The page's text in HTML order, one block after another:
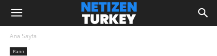
Ana Sayfa
Pann